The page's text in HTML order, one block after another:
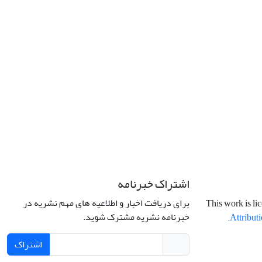
This work is
.
اشتراک خبرنامه
برای دریافت اخبار و اطلاعیه های مهم نشریه در
خبرنامه نشریه مشترک شوید.
اشتراک